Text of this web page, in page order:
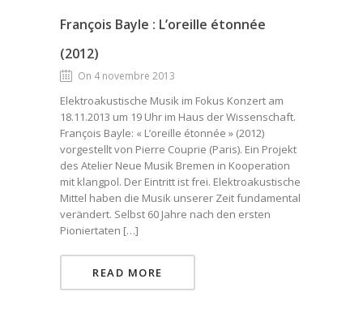
François Bayle : L’oreille étonnée
(2012)
On 4 novembre 2013
Elektroakustische Musik im Fokus Konzert am
18.11.2013 um 19 Uhr im Haus der Wissenschaft.
François Bayle: « L’oreille étonnée » (2012)
vorgestellt von Pierre Couprie (Paris). Ein Projekt
des Atelier Neue Musik Bremen in Kooperation
mit klangpol. Der Eintritt ist frei. Elektroakustische
Mittel haben die Musik unserer Zeit fundamental
verändert. Selbst 60 Jahre nach den ersten
Pioniertaten […]
READ MORE